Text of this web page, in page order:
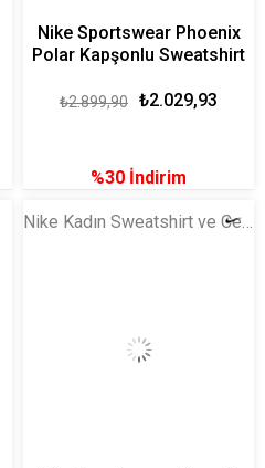
Nike Sportswear Phoenix
Polar Kapşonlu Sweatshirt
₺2.029,93
₺2.899,90
%30 İndirim
Nike Kadın Sweatshirt ve Ceket